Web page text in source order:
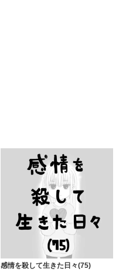
感情を殺して生きた日々(75)